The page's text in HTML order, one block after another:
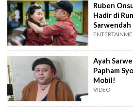
Ruben
Hadir di
Sarwendah
Ayah
Papham
Mobil!
VIDEO